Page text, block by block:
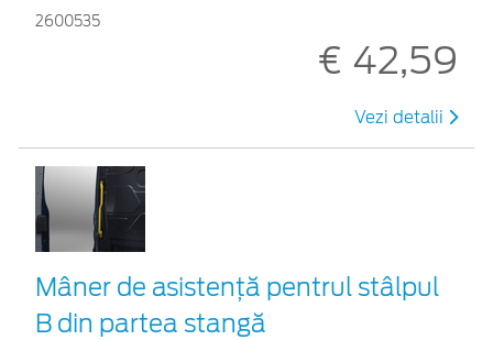
2600535
€ 42,59
Vezi detalii
Mâner de asistență pentrul stâlpul
B din partea stangă